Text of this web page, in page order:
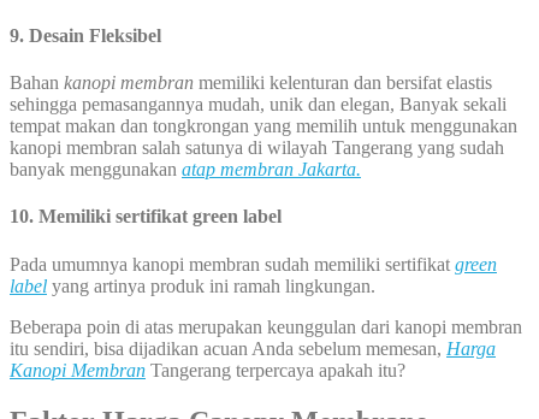
9. Desain Fleksibel
Bahan kanopi membran memiliki kelenturan dan bersifat elastis
sehingga pemasangannya mudah, unik dan elegan, Banyak sekali
tempat makan dan tongkrongan yang memilih untuk menggunakan
kanopi membran salah satunya di wilayah Tangerang yang sudah
banyak menggunakan atap membran Jakarta.
10. Memiliki sertifikat green label
Pada umumnya kanopi membran sudah memiliki sertifikat green
label yang artinya produk ini ramah lingkungan.
Beberapa poin di atas merupakan keunggulan dari kanopi membran
itu sendiri, bisa dijadikan acuan Anda sebelum memesan, Harga
Kanopi Membran Tangerang terpercaya apakah itu?